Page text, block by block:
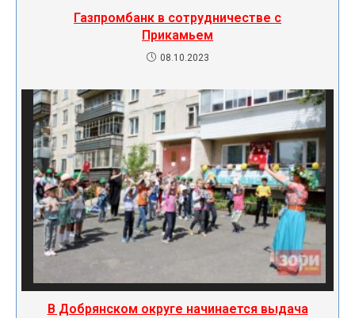
Газпромбанк в сотрудничестве с
Прикамьем
08.10.2023
В Добрянском округе начинается выдача